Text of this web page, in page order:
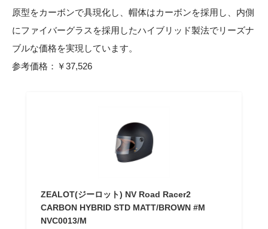
原型をカーボンで具現化し、帽体はカーボンを採用し、内側
にファイバーグラスを採用したハイブリッド製法でリーズナ
ブルな価格を実現しています。
参考価格：￥37,526
ZEALOT(ジーロット) NV Road Racer2
CARBON HYBRID STD MATT/BROWN #M
NVC0013/M